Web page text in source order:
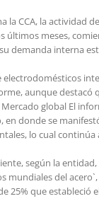
la CCA, la actividad
últimos meses,
demanda interna
electrodomésticos
aunque destacó
global El
en donde se
lo cual
según la
mundiales del
25% que estableció